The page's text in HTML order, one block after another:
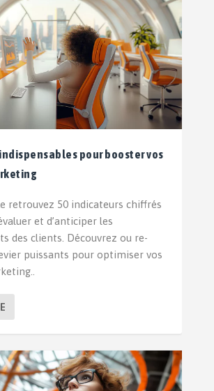
indispensables pour booster vos
retrouvez 50 indicateurs chiffrés
et d’anticiper les
des clients. Découvrez ou re-
puissants pour optimiser vos